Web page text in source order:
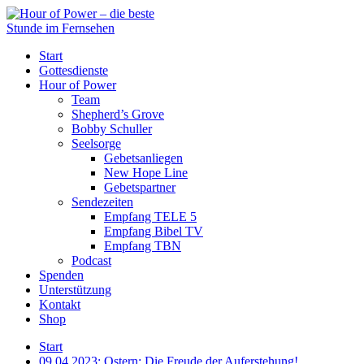
Start
Gottesdienste
Hour of Power
Team
Shepherd’s Grove
Bobby Schuller
Seelsorge
Gebetsanliegen
New Hope Line
Gebetspartner
Sendezeiten
Empfang TELE 5
Empfang Bibel TV
Empfang TBN
Podcast
Spenden
Unterstützung
Kontakt
Shop
Start
09.04.2023: Ostern: Die Freude der Auferstehung!